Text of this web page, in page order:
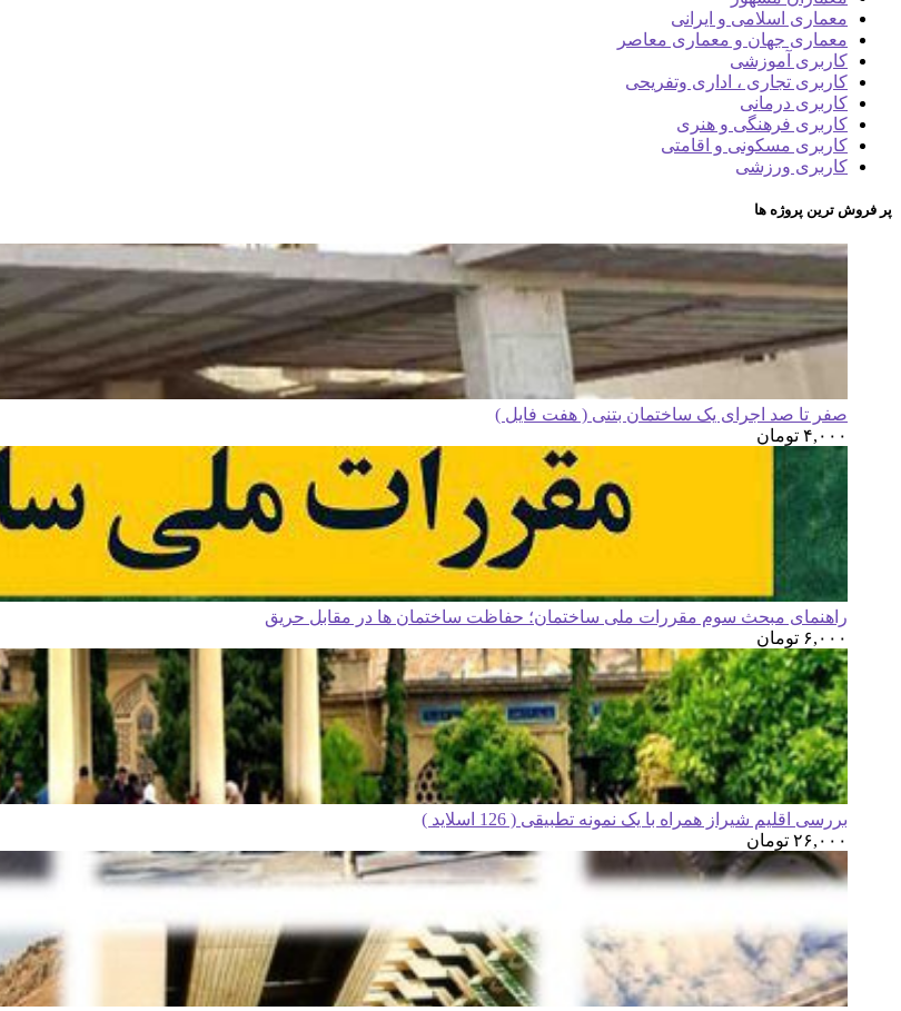
معماری اسلامی و ایرانی
معماری جهان و معماری معاصر
کاربری آموزشی
کاربری تجاری ، اداری وتفریحی
کاربری درمانی
کاربری فرهنگی و هنری
کاربری مسکونی و اقامتی
کاربری ورزشی
پر فروش ترین پروژه ها
صفر تا صد اجرای یک ساختمان بتنی ( هفت فایل )
۴,۰۰۰ تومان
راهنمای مبحث سوم مقررات ملی ساختمان؛ حفاظت ساختمان ها در مقابل حریق
۶,۰۰۰ تومان
بررسی اقلیم شیراز همراه با یک نمونه تطبیقی ( 126 اسلاید )
۲۶,۰۰۰ تومان